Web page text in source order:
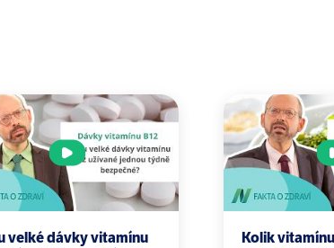
Baiyewu, F W Unverzagt, O Gureje, S Gao, R
2001 285(6):739 – 747.
L Fratiglioni, M Ganguli, K Hall, K
Lancet 2006 366(9503):2112 – 2117.
J Car, L Middleton, T C Russ, I J
and other forms of dementia in China,
velké dávky vitamínu
Kolik